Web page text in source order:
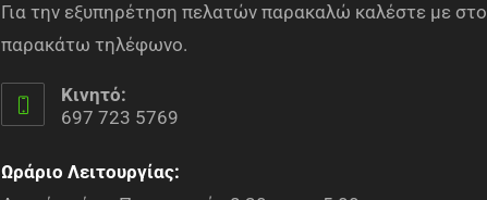
Για την εξυπηρέτηση πελατών παρακαλώ καλέστε με στο
παρακάτω τηλέφωνο.
Κινητό:
697 723 5769
Ωράριο Λειτουργίας: